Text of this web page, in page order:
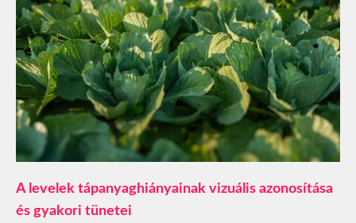
A levelek tápanyaghiányainak vizuális azonosítása
és gyakori tünetei